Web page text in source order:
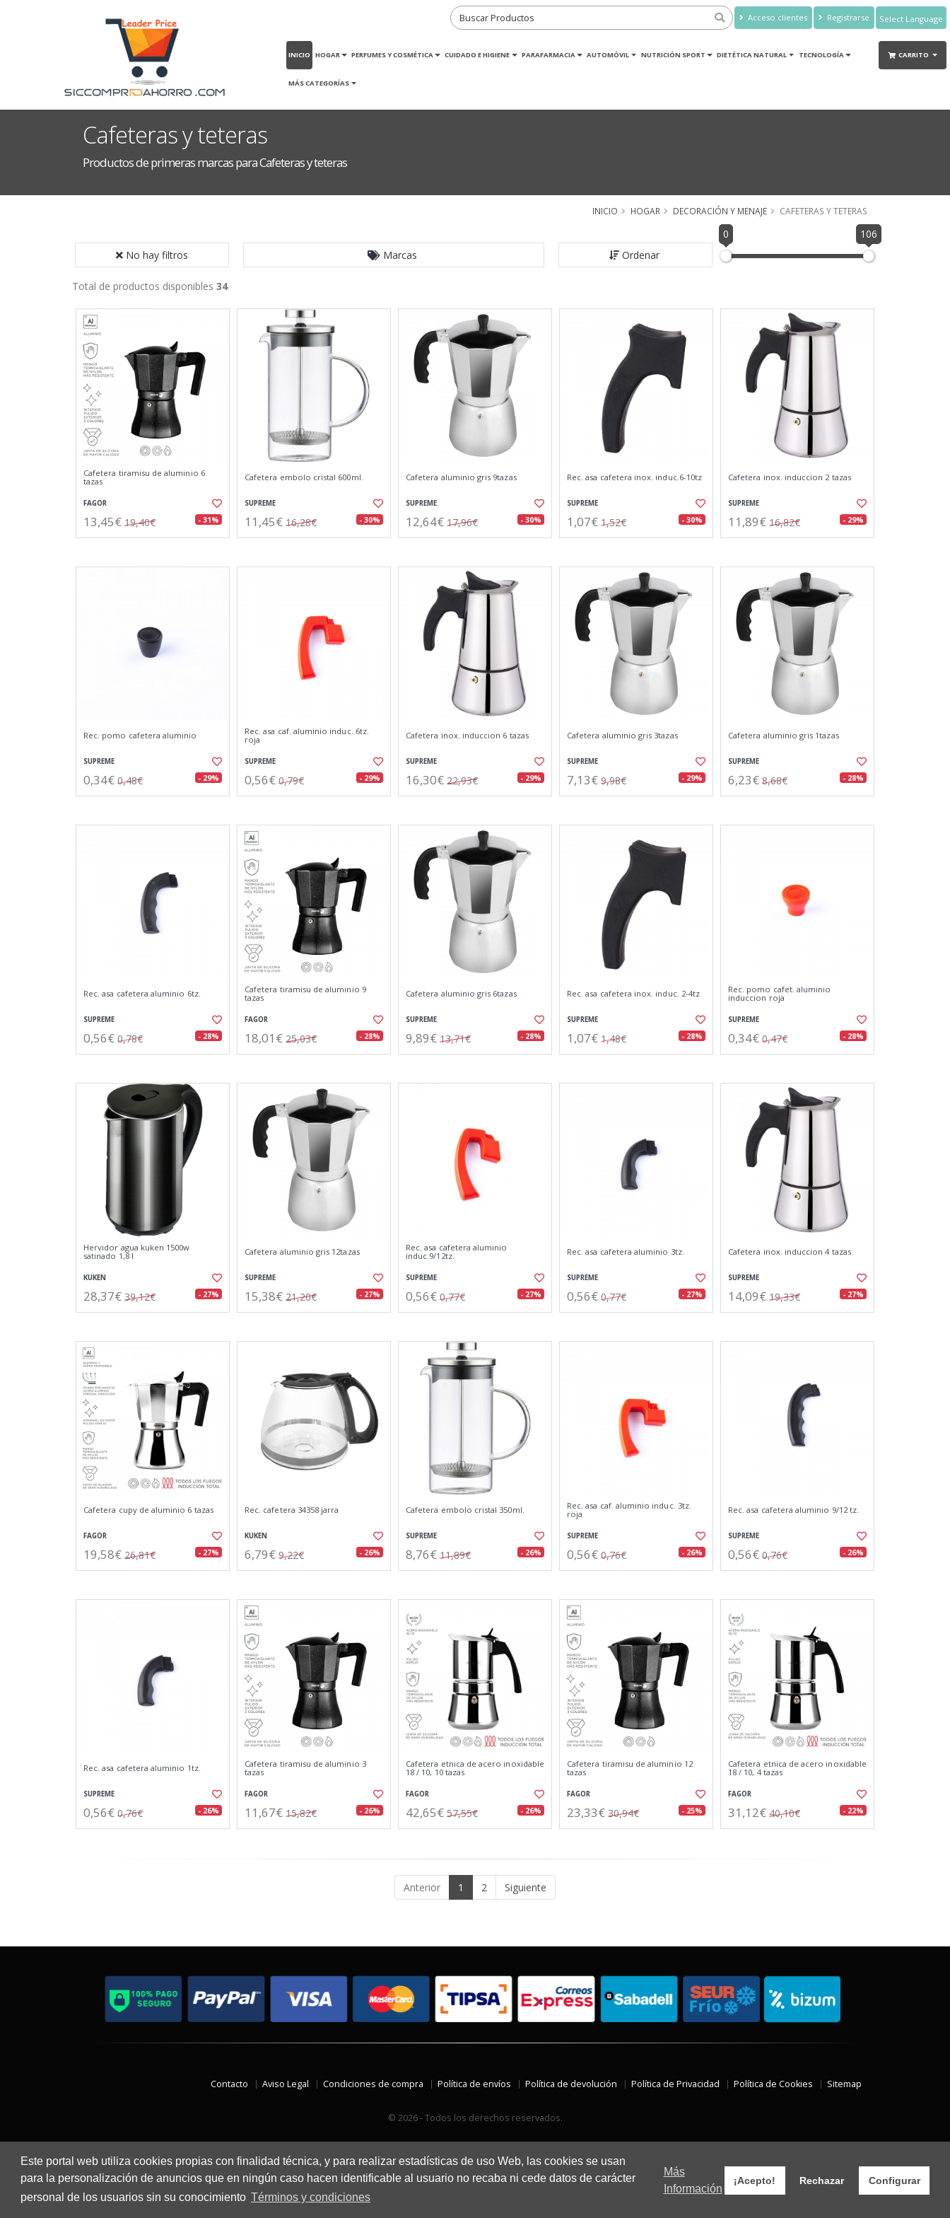
Este portal web utiliza cookies propias con finalidad técnica, y para realizar estadísticas de uso Web, las cookies se usan
para la personalización de anuncios que en ningún caso hacen identificable al usuario no recaba ni cede datos de carácter
personal de los usuarios sin su conocimiento Términos y condiciones
Más
Información
¡Acepto! Rechazar Configurar
Acceso clientes Registrarse
Translate
INICIO HOGAR PERFUMES Y COSMÉTICA CUIDADO E HIGIENE PARAFARMACIA AUTOMÓVIL NUTRICIÓN SPORT DIETÉTICA NATURAL TECNOLOGÍA
MÁS CATEGORÍAS
CARRITO
Cafeteras y teteras
Productos de primeras marcas para Cafeteras y teteras
INICIO HOGAR DECORACIÓN Y MENAJE CAFETERAS Y TETERAS
No hay filtros Marcas Ordenar
0 106
Total de productos disponibles 34
Cafetera tiramisu de aluminio 6
tazas
FAGOR
13,45€ 19,40€ - 31%
Cafetera embolo cristal 600ml.
SUPREME
11,45€ 16,28€ - 30%
Cafetera aluminio gris 9tazas
SUPREME
12,64€ 17,96€ - 30%
Rec. asa cafetera inox. induc.6-10tz
SUPREME
1,07€ 1,52€ - 30%
Cafetera inox. induccion 2 tazas
SUPREME
11,89€ 16,82€ - 29%
Rec. pomo cafetera aluminio
SUPREME
0,34€ 0,48€ - 29%
Rec. asa caf. aluminio induc. 6tz.
roja
SUPREME
0,56€ 0,79€ - 29%
Cafetera inox. induccion 6 tazas
SUPREME
16,30€ 22,93€ - 29%
Cafetera aluminio gris 3tazas
SUPREME
7,13€ 9,98€ - 29%
Cafetera aluminio gris 1tazas
SUPREME
6,23€ 8,68€ - 28%
Rec. asa cafetera aluminio 6tz.
SUPREME
0,56€ 0,78€ - 28%
Cafetera tiramisu de aluminio 9
tazas
FAGOR
18,01€ 25,03€ - 28%
Cafetera aluminio gris 6tazas
SUPREME
9,89€ 13,71€ - 28%
Rec. asa cafetera inox. induc. 2-4tz
SUPREME
1,07€ 1,48€ - 28%
Rec. pomo cafet. aluminio
induccion roja
SUPREME
0,34€ 0,47€ - 28%
Hervidor agua kuken 1500w
satinado 1,8 l
KUKEN
28,37€ 39,12€ - 27%
Cafetera aluminio gris 12tazas
SUPREME
15,38€ 21,20€ - 27%
Rec. asa cafetera aluminio
induc.9/12tz.
SUPREME
0,56€ 0,77€ - 27%
Rec. asa cafetera aluminio 3tz.
SUPREME
0,56€ 0,77€ - 27%
Cafetera inox. induccion 4 tazas
SUPREME
14,09€ 19,33€ - 27%
Cafetera cupy de aluminio 6 tazas
FAGOR
19,58€ 26,81€ - 27%
Rec. cafetera 34358 jarra
KUKEN
6,79€ 9,22€ - 26%
Cafetera embolo cristal 350ml.
SUPREME
8,76€ 11,89€ - 26%
Rec. asa caf. aluminio induc. 3tz.
roja
SUPREME
0,56€ 0,76€ - 26%
Rec. asa cafetera aluminio 9/12 tz.
SUPREME
0,56€ 0,76€ - 26%
Rec. asa cafetera aluminio 1tz.
SUPREME
0,56€ 0,76€ - 26%
Cafetera tiramisu de aluminio 3
tazas
FAGOR
11,67€ 15,82€ - 26%
Cafetera etnica de acero inoxidable
18 / 10, 10 tazas
FAGOR
42,65€ 57,55€ - 26%
Cafetera tiramisu de aluminio 12
tazas
FAGOR
23,33€ 30,94€ - 25%
Cafetera etnica de acero inoxidable
18 / 10, 4 tazas
FAGOR
31,12€ 40,10€ - 22%
Anterior 1 2 Siguiente
Contacto Aviso Legal Condiciones de compra Política de envíos Política de devolución Política de Privacidad Política de Cookies Sitemap
© 2026 - Todos los derechos reservados.